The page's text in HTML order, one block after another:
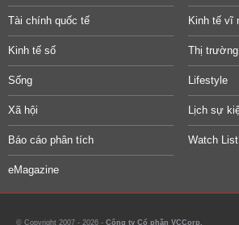
Tài chính quốc tế Kinh tế vĩ
Kinh tế số Thị trường
Sống Lifestyle
Xã hội Lịch sự
Báo cáo phân tích Watch List
eMagazine
© Copyright 2007 - 2026 - Công ty Cổ phần VCCorp.